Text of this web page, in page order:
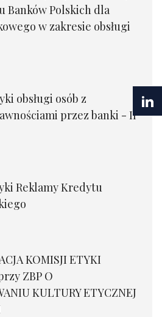
Banków Polskich dla
w zakresie obsługi
obsługi osób z
przez banki - II
Reklamy Kredytu
KOMISJI ETYKI
ZBP O
KULTURY ETYCZNEJ